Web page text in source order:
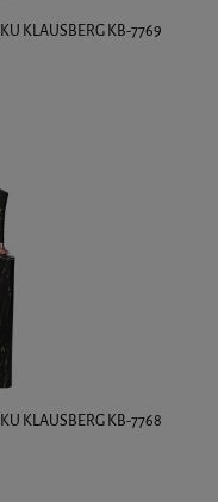
KLAUSBERG KB-7769
KLAUSBERG KB-7768